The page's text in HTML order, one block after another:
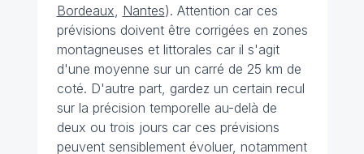
Bordeaux, Nantes). Attention car ces
prévisions doivent être corrigées en zones
montagneuses et littorales car il s'agit
d'une moyenne sur un carré de 25 km de
coté. D'autre part, gardez un certain recul
sur la précision temporelle au-delà de
deux ou trois jours car ces prévisions
peuvent sensiblement évoluer, notamment